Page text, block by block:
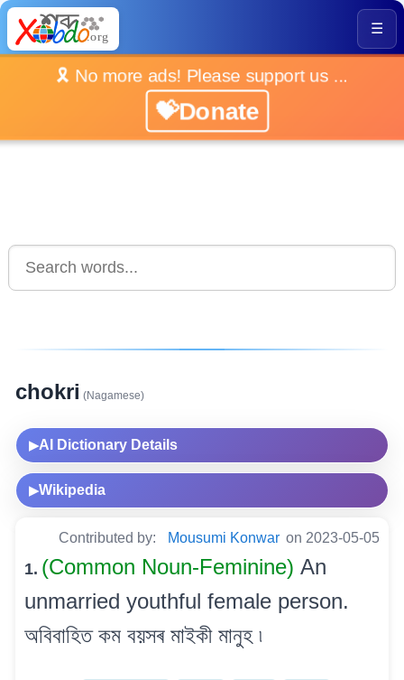
☰
🎗️ No more ads! Please support us ...
💝Donate
chokri (Nagamese)
▶AI Dictionary Details
▶Wikipedia
Contributed by: Mousumi Konwar on 2023-05-05
1. (Common Noun-Feminine) An
unmarried youthful female person.
অবিবাহিত কম বয়সৰ মাইকী মানুহ ৷